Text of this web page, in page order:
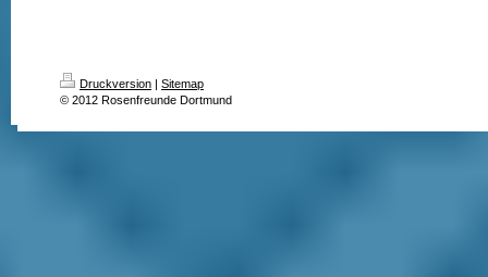
Druckversion | Sitemap
© 2012 Rosenfreunde Dortmund